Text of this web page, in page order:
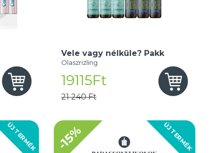
Vele vagy nélküle? Pakk
Olaszrizling
19115Ft
21 240 Ft
ÚJ TERMÉK ÚJ TERMÉK
-15%